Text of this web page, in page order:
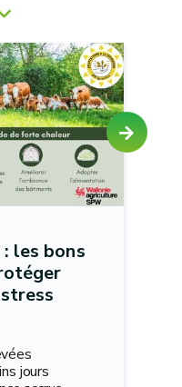
les bons
jours